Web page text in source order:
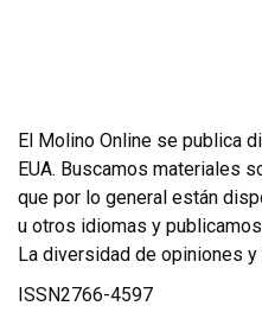
El Molino Online se publica
EUA. Buscamos materiales
que por lo general están
u otros idiomas y
La diversidad de opiniones
ISSN2766-4597